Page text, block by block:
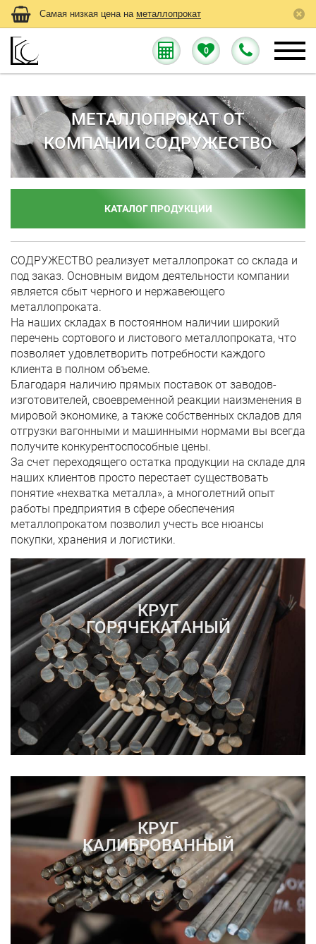
Самая низкая цена на металлопрокат
0
МЕТАЛЛОПРОКАТ ОТ
КОМПАНИИ СОДРУЖЕСТВО
КАТАЛОГ ПРОДУКЦИИ
СОДРУЖЕСТВО реализует металлопрокат со склада и
под заказ. Основным видом деятельности компании
является сбыт черного и нержавеющего
металлопроката.
На наших складах в постоянном наличии широкий
перечень сортового и листового металлопроката, что
позволяет удовлетворить потребности каждого
клиента в полном объеме.
Благодаря наличию прямых поставок от заводов-
изготовителей, своевременной реакции наизменения в
мировой экономике, а также собственных складов для
отгрузки вагонными и машинными нормами вы всегда
получите конкурентоспособные цены.
За счет переходящего остатка продукции на складе для
наших клиентов просто перестает существовать
понятие «нехватка металла», а многолетний опыт
работы предприятия в сфере обеспечения
металлопрокатом позволил учесть все нюансы
покупки, хранения и логистики.
КРУГ
ГОРЯЧЕКАТАНЫЙ
КРУГ
КАЛИБРОВАННЫЙ